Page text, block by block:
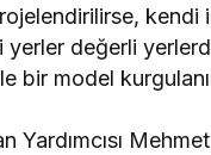
değerli
bir model
Yardımcısı